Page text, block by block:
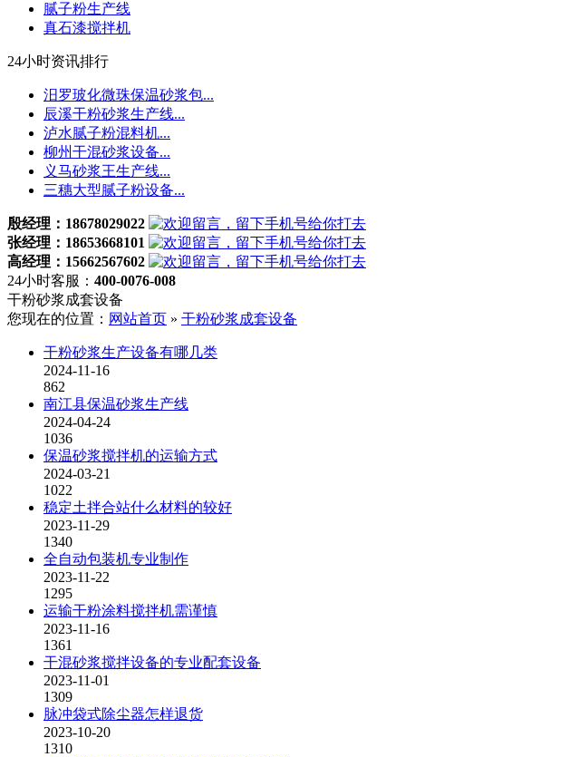
腻子粉生产线
真石漆搅拌机
24小时资讯排行
汨罗玻化微珠保温砂浆包...
辰溪干粉砂浆生产线...
泸水腻子粉混料机...
柳州干混砂浆设备...
义马砂浆王生产线...
三穗大型腻子粉设备...
殷经理：18678029022
张经理：18653668101
高经理：15662567602
24小时客服： 400-0076-008
干粉砂浆成套设备
您现在的位置： 网站首页 » 干粉砂浆成套设备
干粉砂浆生产设备有哪几类
2024-11-16
862
南江县保温砂浆生产线
2024-04-24
1036
保温砂浆搅拌机的运输方式
2024-03-21
1022
稳定土拌合站什么材料的较好
2023-11-29
1340
全自动包装机专业制作
2023-11-22
1295
运输干粉涂料搅拌机需谨慎
2023-11-16
1361
干混砂浆搅拌设备的专业配套设备
2023-11-01
1309
脉冲袋式除尘器怎样退货
2023-10-20
1310